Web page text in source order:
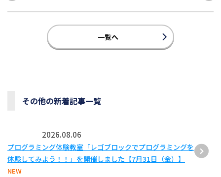
一覧へ
その他の新着記事一覧
2026.08.06
プログラミング体験教室「レゴブロックでプログラミングを
体験してみよう！！」を開催しました【7月31日（金）】
NEW